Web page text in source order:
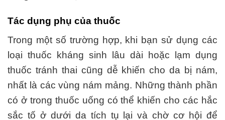
Tác dụng phụ của thuốc
Trong một số trường hợp, khi bạn sử dụng các
loại thuốc kháng sinh lâu dài hoặc lạm dụng
thuốc tránh thai cũng dễ khiến cho da bị nám,
nhất là các vùng nám mảng. Những thành phần
có ở trong thuốc uống có thể khiến cho các hắc
sắc tố ở dưới da tích tụ lại và chờ cơ hội để